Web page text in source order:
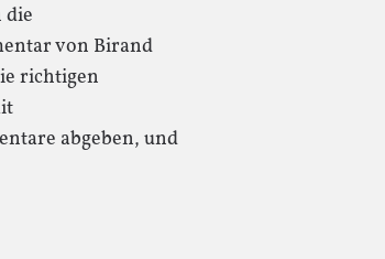
die
von Birand
richtigen
abgeben, und